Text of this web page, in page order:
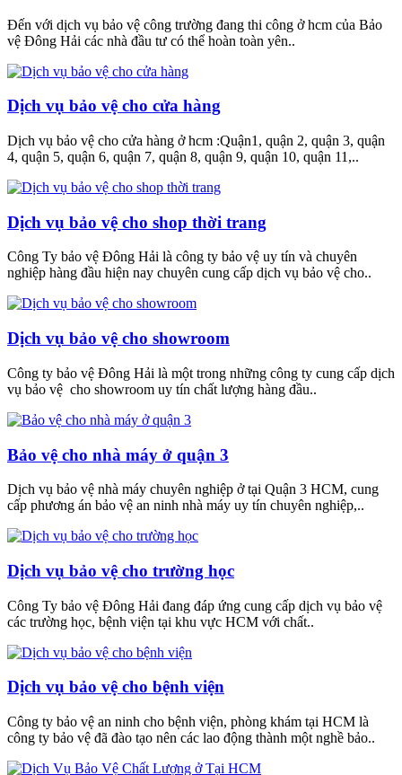
Đến với dịch vụ bảo vệ công trường đang thi công ở hcm của Bảo
vệ Đông Hải các nhà đầu tư có thể hoàn toàn yên..
Dịch vụ bảo vệ cho cửa hàng
Dịch vụ bảo vệ cho cửa hàng ở hcm :Quận1, quận 2, quận 3, quận
4, quận 5, quận 6, quận 7, quận 8, quận 9, quận 10, quận 11,..
Dịch vụ bảo vệ cho shop thời trang
Công Ty bảo vệ Đông Hải là công ty bảo vệ uy tín và chuyên
nghiệp hàng đầu hiện nay chuyên cung cấp dịch vụ bảo vệ cho..
Dịch vụ bảo vệ cho showroom
Công ty bảo vệ Đông Hải là một trong những công ty cung cấp dịch
vụ bảo vệ cho showroom uy tín chất lượng hàng đầu..
Bảo vệ cho nhà máy ở quận 3
Dịch vụ bảo vệ nhà máy chuyên nghiệp ở tại Quận 3 HCM, cung
cấp phương án bảo vệ an ninh nhà máy uy tín chuyên nghiệp,..
Dịch vụ bảo vệ cho trường học
Công Ty bảo vệ Đông Hải đang đáp ứng cung cấp dịch vụ bảo vệ
các trường học, bệnh viện tại khu vực HCM với chất..
Dịch vụ bảo vệ cho bệnh viện
Công ty bảo vệ an ninh cho bệnh viện, phòng khám tại HCM là
công ty bảo vệ đã đào tạo nên các lao động thành một nghề bảo..